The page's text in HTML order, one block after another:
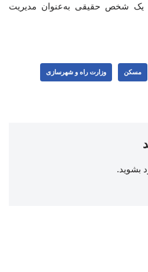
یک شخص حقیقی به‌عنوان مدیریت
مسکن وزارت راه و شهرسازی
بشوید.